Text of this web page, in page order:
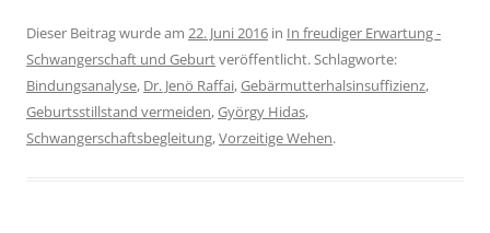
Dieser Beitrag wurde am 22. Juni 2016 in In freudiger Erwartung -
Schwangerschaft und Geburtveröffentlicht. Schlagworte:
Bindungsanalyse, Dr. Jenö Raffai,Gebärmutterhalsinsuffizienz,
Geburtsstillstand vermeiden,György Hidas,
Schwangerschaftsbegleitung,Vorzeitige Wehen.